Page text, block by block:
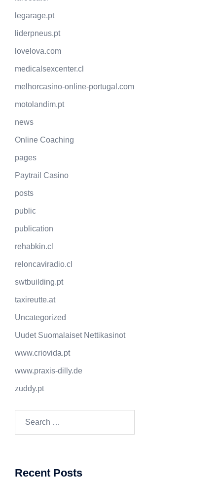
legarage.pt
liderpneus.pt
lovelova.com
medicalsexcenter.cl
melhorcasino-online-portugal.com
motolandim.pt
news
Online Coaching
pages
Paytrail Casino
posts
public
publication
rehabkin.cl
reloncaviradio.cl
swtbuilding.pt
taxireutte.at
Uncategorized
Uudet Suomalaiset Nettikasinot
www.criovida.pt
www.praxis-dilly.de
zuddy.pt
Recent Posts